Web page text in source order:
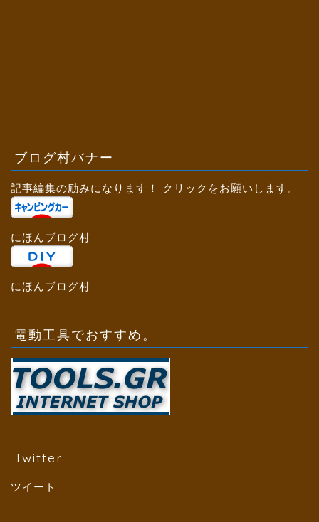
ブログ村バナー
記事編集の励みになります！ クリックをお願いします。
にほんブログ村
にほんブログ村
電動工具でおすすめ。
Twitter
ツイート